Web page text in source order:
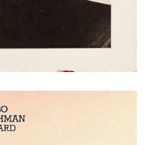
Jens Melgaard –